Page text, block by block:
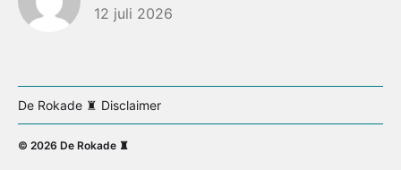
12 juli 2026
De Rokade ♜ Disclaimer
© 2026 De Rokade ♜